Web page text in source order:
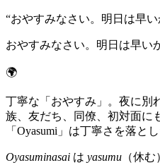
“おやすみなさい。明日は早
おやすみなさい。明日は早い
🌍
丁寧な「おやすみ」。夜に別
族、友だち、同僚、初対面に
「Oyasumi」は丁寧さを落とし
Oyasuminasai は yasumu （休